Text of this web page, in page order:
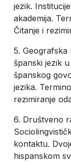
jezik.
akademija.
Čitanje i
5. Geografska
španski jezik
španskog
jezika.
rezimiranje
6. Društveno
kontaktu.
hispanskom